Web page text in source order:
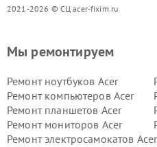
2021-2026 © СЦ acer-fixim.ru
Мы ремонтируем
Ремонт ноутбуков Acer
Ремонт компьютеров Acer
Ремонт планшетов Acer
Ремонт мониторов Acer
Ремонт электросамокатов Acer